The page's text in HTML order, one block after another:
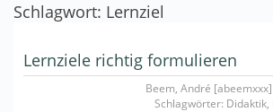
Schlagwort: Lernziel
Lernziele richtig formulieren
Beem, André
Schlagwörter: